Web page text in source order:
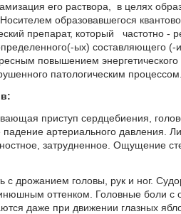
его раствора, в целях
образовавшегося
препарат, который частотно -
ых) составляющего (-
повышением энергетического
патологическим процессом.
при­ступ серд­це­би­е­ния,
ар­те­ри­аль­но­го дав­ле­ния.
за­труд­нен­ное. Ощу­ще­ние
дро­жа­ни­ем го­ло­вы, рук и ног.
от­тен­ком. Го­лов­ные бо­ли с
да­же при дви­же­нии глаз­ных